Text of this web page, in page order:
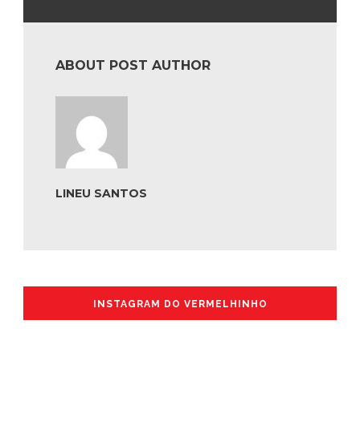
ABOUT POST AUTHOR
LINEU SANTOS
INSTAGRAM DO VERMELHINHO